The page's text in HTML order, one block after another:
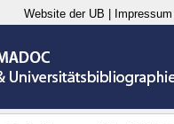
Website der UB Impressum